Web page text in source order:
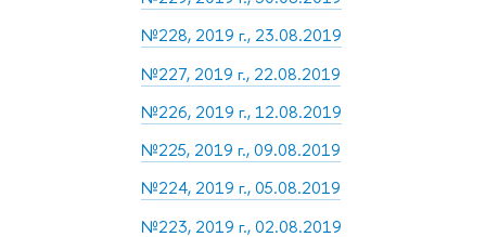
№228, 2019 г., 23.08.2019
№227, 2019 г., 22.08.2019
№226, 2019 г., 12.08.2019
№225, 2019 г., 09.08.2019
№224, 2019 г., 05.08.2019
№223, 2019 г., 02.08.2019